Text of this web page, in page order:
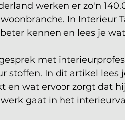
werken er zo'n
In Interieur
kennen en lees je
met
stoffen. In dit artikel lees
en wat ervoor zorgt dat
gaat in het